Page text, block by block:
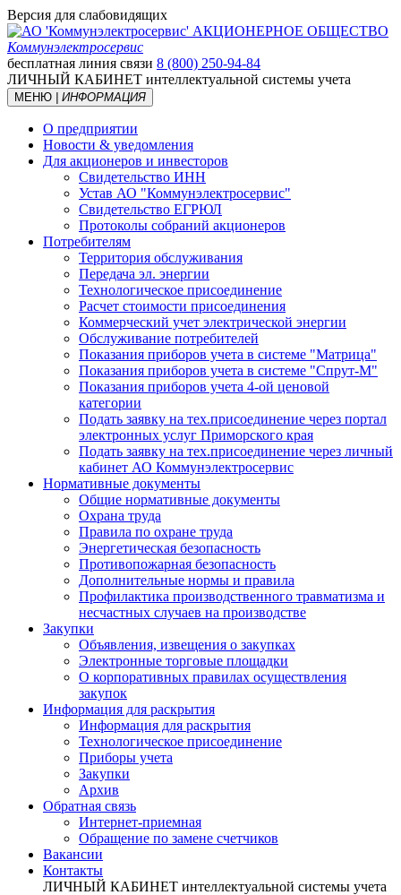
Версия для слабовидящих
АКЦИОНЕРНОЕ ОБЩЕСТВО
Коммунэлектросервис
бесплатная линия связи 8 (800) 250-94-84
ЛИЧНЫЙ КАБИНЕТ интеллектуальной системы учета
МЕНЮ | ИНФОРМАЦИЯ
О предприятии
Новости & уведомления
Для акционеров и инвесторов
Свидетельство ИНН
Устав АО "Коммунэлектросервис"
Свидетельство ЕГРЮЛ
Протоколы собраний акционеров
Потребителям
Территория обслуживания
Передача эл. энергии
Технологическое присоединение
Расчет стоимости присоединения
Коммерческий учет электрической энергии
Обслуживание потребителей
Показания приборов учета в системе "Матрица"
Показания приборов учета в системе "Спрут-М"
Показания приборов учета 4-ой ценовой
категории
Подать заявку на тех.присоединение через портал
электронных услуг Приморского края
Подать заявку на тех.присоединение через личный
кабинет АО Коммунэлектросервис
Нормативные документы
Общие нормативные документы
Охрана труда
Правила по охране труда
Энергетическая безопасность
Противопожарная безопасность
Дополнительные нормы и правила
Профилактика производственного травматизма и
несчастных случаев на производстве
Закупки
Объявления, извещения о закупках
Электронные торговые площадки
О корпоративных правилах осуществления
закупок
Информация для раскрытия
Информация для раскрытия
Технологическое присоединение
Приборы учета
Закупки
Архив
Обратная связь
Интернет-приемная
Обращение по замене счетчиков
Вакансии
Контакты
ЛИЧНЫЙ КАБИНЕТ интеллектуальной системы учета